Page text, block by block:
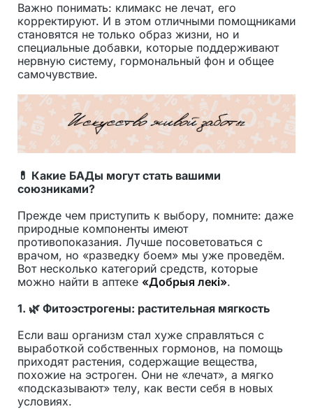
Важно понимать: климакс не лечат, его
корректируют. И в этом отличными помощниками
становятся не только образ жизни, но и
специальные добавки, которые поддерживают
нервную систему, гормональный фон и общее
самочувствие.
💊 Какие БАДы могут стать вашими
союзниками?
Прежде чем приступить к выбору, помните: даже
природные компоненты имеют
противопоказания. Лучше посоветоваться с
врачом, но «разведку боем» мы уже проведём.
Вот несколько категорий средств, которые
можно найти в аптеке «Добрыя лекi».
1. 🌿 Фитоэстрогены: растительная мягкость
Если ваш организм стал хуже справляться с
выработкой собственных гормонов, на помощь
приходят растения, содержащие вещества,
похожие на эстроген. Они не «лечат», а мягко
«подсказывают» телу, как вести себя в новых
условиях.